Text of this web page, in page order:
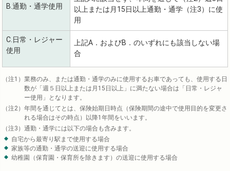
B.通勤・通学使用
以上または月15日以上通勤・通学（注3）に使
用
C.日常・レジャー
使用
上記A．およびB．のいずれにも該当しない場
合
業務のみ、または通勤・通学のみに使用するお車であっても、使用する日
数が「週５日以上または月15日以上」に満たない場合は「日常・レジャ
ー使用」となります。
年間を通じてとは、保険始期日時点（保険期間の途中で使用目的を変更さ
れる場合はその時点）以降1年間をいいます。
通勤・通学には以下の場合も含みます。
自宅から最寄り駅まで使用する場合
家族等の通勤・通学の送迎に使用する場合
幼稚園（保育園・保育所を除きます）の送迎に使用する場合